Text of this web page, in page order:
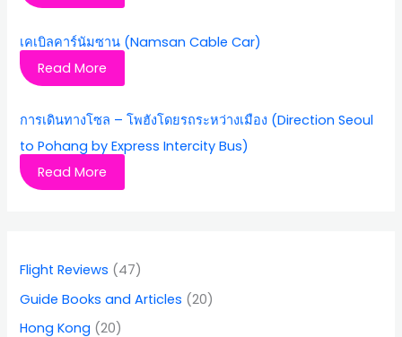
เคเบิลคาร์นัมซาน (Namsan Cable Car)
Read More
การเดินทางโซล – โพฮังโดยรถระหว่างเมือง (Direction Seoul
to Pohang by Express Intercity Bus)
Read More
Flight Reviews (47)
Guide Books and Articles (20)
Hong Kong (20)